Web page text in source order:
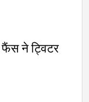
ने ट्विटर